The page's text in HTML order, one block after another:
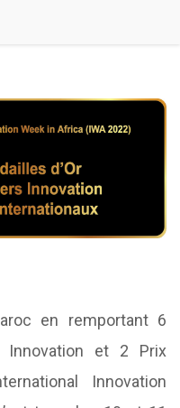
en remportant 6
Innovation et 2 Prix
Innovation